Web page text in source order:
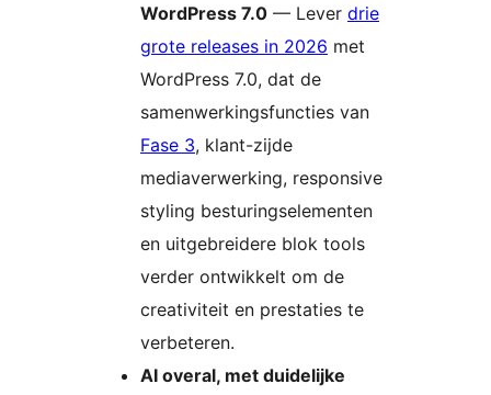
WordPress 7.0 — Lever drie
grote releases in 2026 met
WordPress 7.0, dat de
samenwerkingsfuncties van
Fase 3, klant-zijde
mediaverwerking, responsive
styling besturingselementen
en uitgebreidere blok tools
verder ontwikkelt om de
creativiteit en prestaties te
verbeteren.
AI overal, met duidelijke